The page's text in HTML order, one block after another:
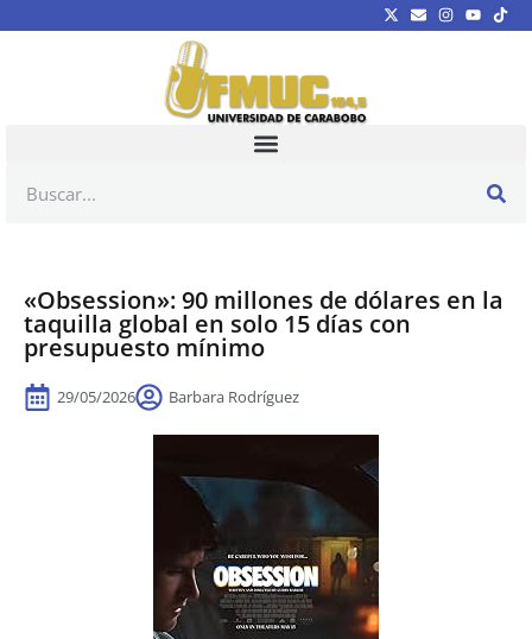
«Obsession»: 90 millones de dólares en la
taquilla global en solo 15 días con
presupuesto mínimo
29/05/2026 Barbara Rodríguez